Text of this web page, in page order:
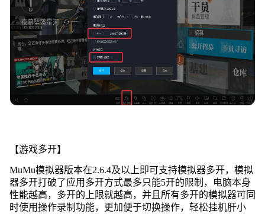
【游戏多开】
MuMu模拟器版本在2.6.4及以上即可支持模拟器多开，模拟
器多开打破了应用多开方式最多只能5开的限制，电脑本身
性能越高，多开的上限就越高，并且所有多开的模拟器可同
时使用操作录制功能，更加便于切换操作，轻松挂机肝小